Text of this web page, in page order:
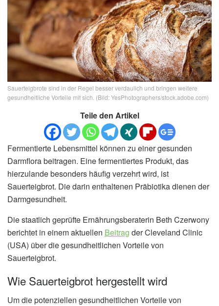
Sauerteigbrote sind in der Regel besser verdaulich und bringen weitere
gesundheitliche Vorteile mit sich. (Bild: YesPhotographers/stock.adobe.com)
Teile den Artikel
Fermentierte Lebensmittel können zu einer gesunden
Darmflora beitragen. Eine fermentiertes Produkt, das
hierzulande besonders häufig verzehrt wird, ist
Sauerteigbrot. Die darin enthaltenen Präbiotika dienen der
Darmgesundheit.
Die staatlich geprüfte Ernährungsberaterin Beth Czerwony
berichtet in einem aktuellen Beitrag der Cleveland Clinic
(USA) über die gesundheitlichen Vorteile von
Sauerteigbrot.
Wie Sauerteigbrot hergestellt wird
Um die potenziellen gesundheitlichen Vorteile von